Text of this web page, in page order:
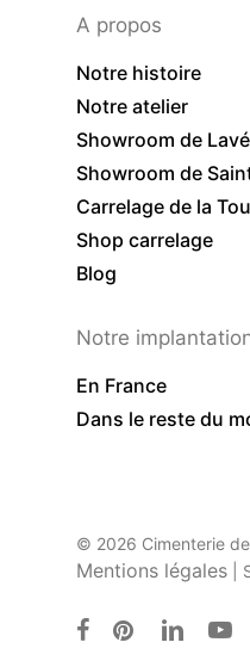
A propos
Notre histoire
Notre atelier
Showroom de
Showroom de
Carrelage de la
Shop carrelage
Blog
Notre
En France
Dans le reste du
© 2026 Cimenterie de
Mentions légales |
facebookpinterestlinkedin